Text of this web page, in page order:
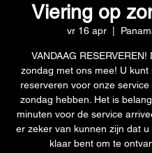
Viering op
vr 16 apr
  |
VANDAAG RESERVEREN!
zondag met ons mee! U kunt
reserveren voor onze service
zondag hebben. Het is
minuten voor de service
er zeker van kunnen zijn dat u
klaar bent om te